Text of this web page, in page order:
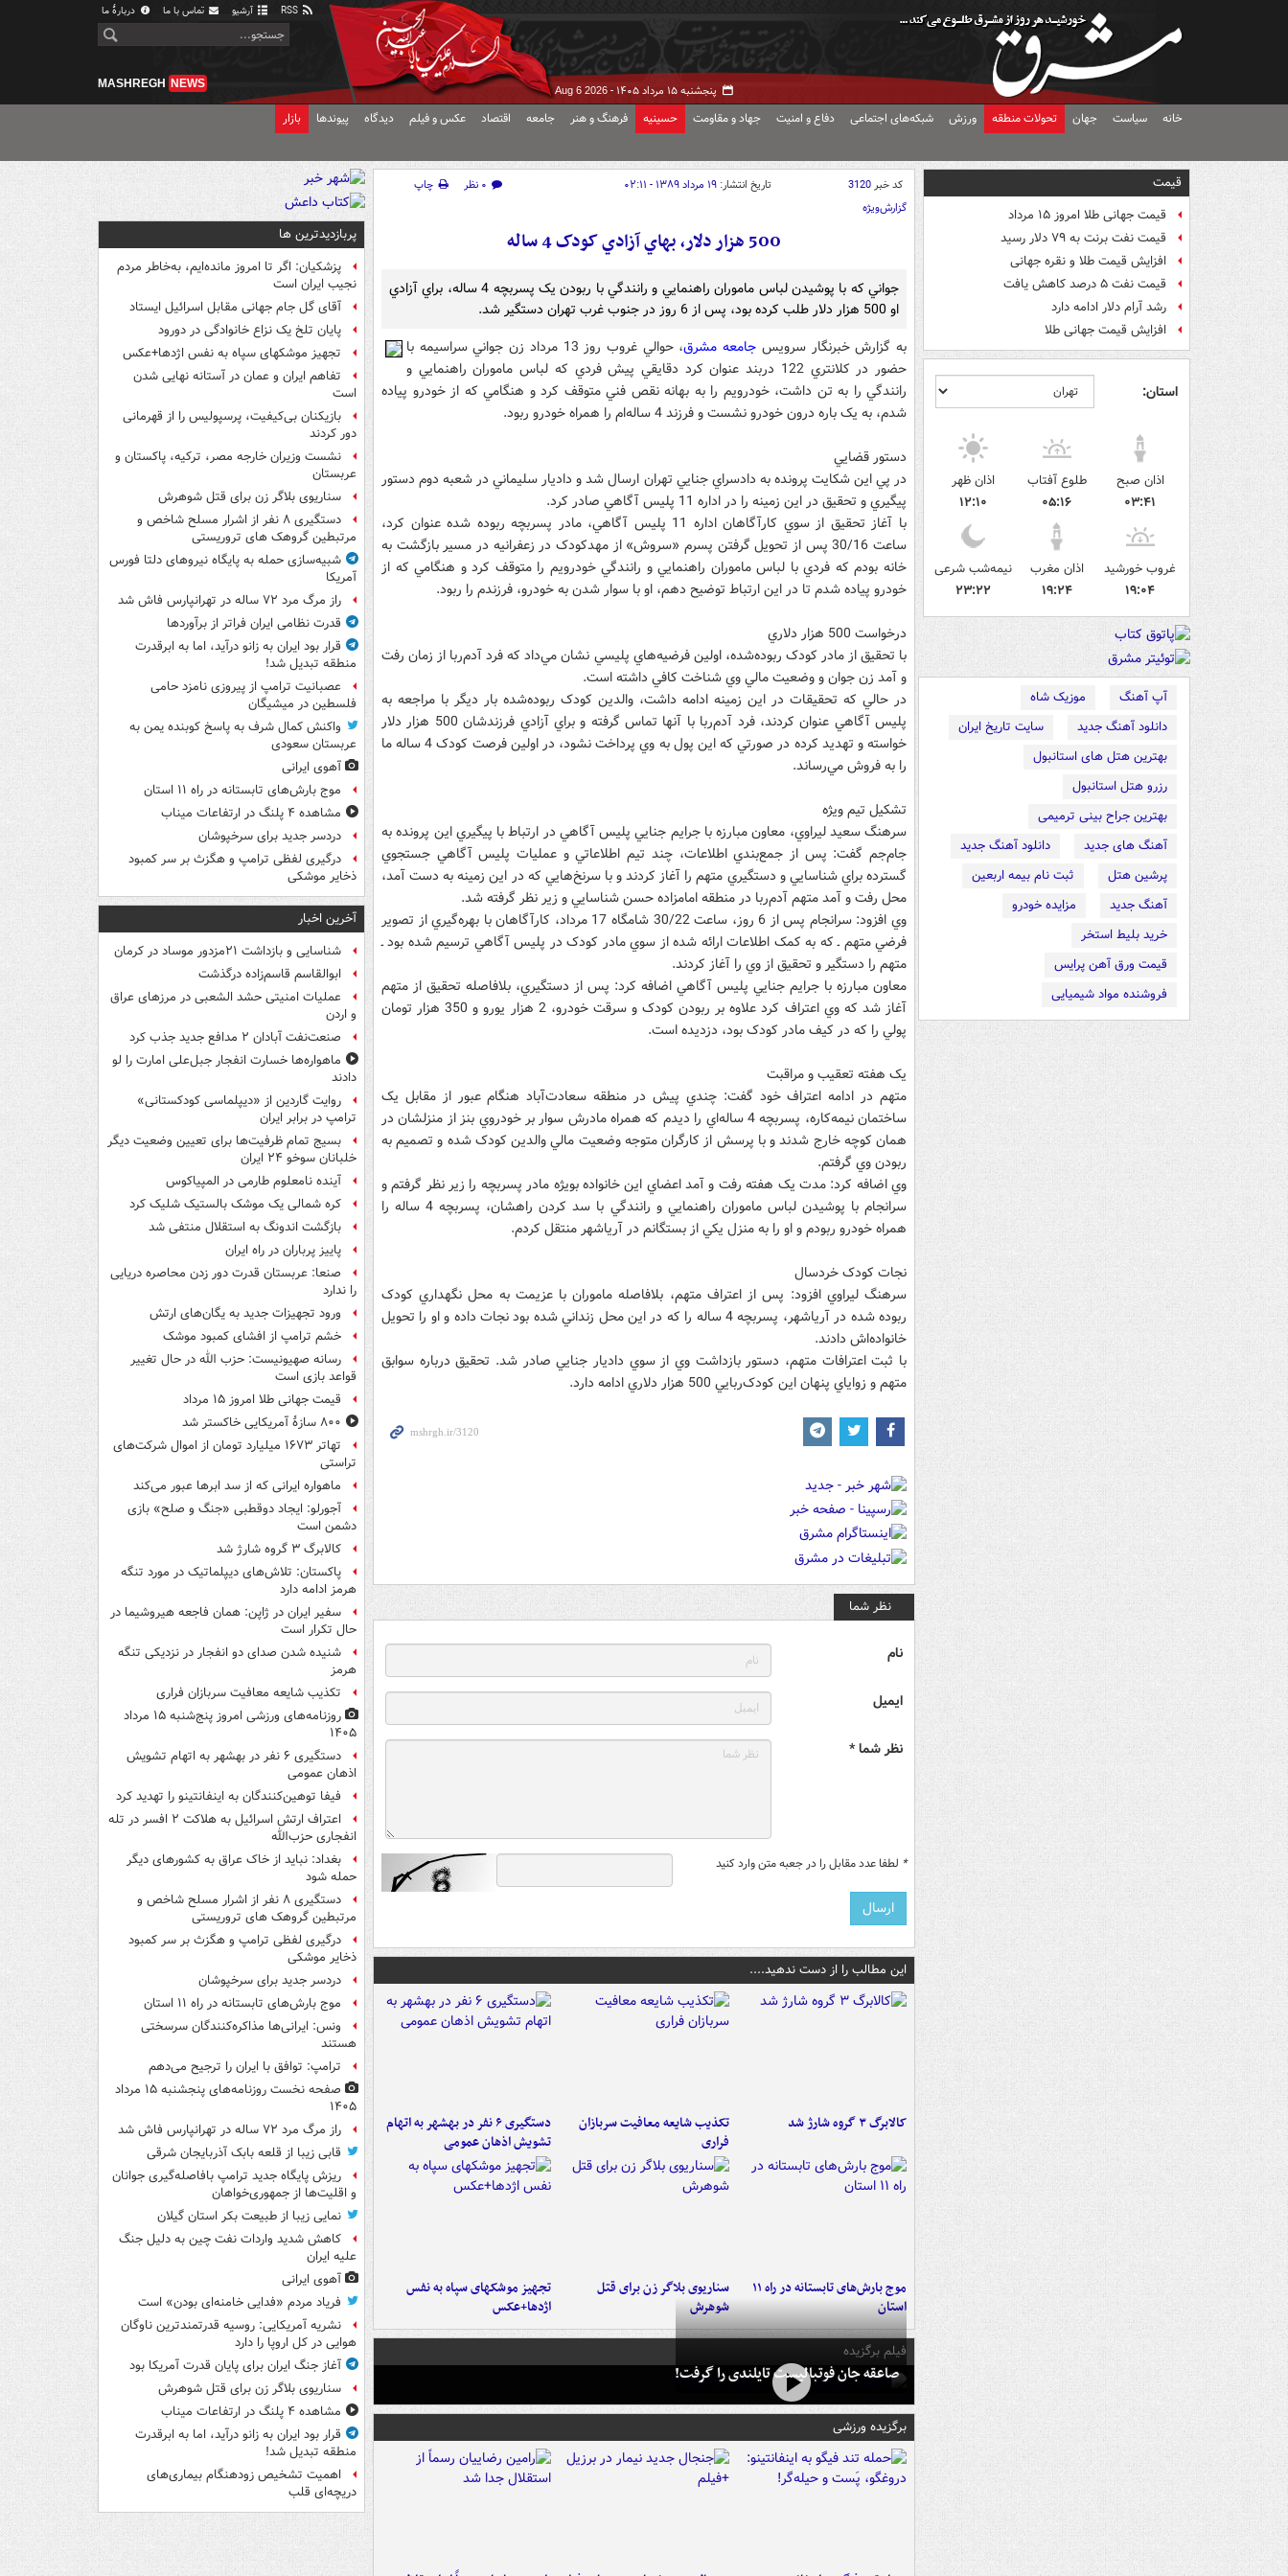
آرشیو تماس با ما دربارهٔ ما
پنجشنبه ۱۵ مرداد ۱۴۰۵ - Aug 6 2026
MASHREGH NEWS
خانه سیاست جهان تحولات منطقه ورزش شبکه‌های اجتماعی دفاع و امنیت جهاد و مقاومت حسینیه فرهنگ و هنر جامعه اقتصاد عکس و فیلم دیدگاه پیوندها بازار
قیمت
قیمت جهانی طلا امروز ۱۵ مرداد
قیمت نفت برنت به ۷۹ دلار رسید
افزایش قیمت طلا و نقره جهانی
قیمت نفت ۵ درصد کاهش یافت
رشد آرام دلار ادامه دارد
افزایش قیمت جهانی طلا
استان:
اذان صبح
۰۳:۴۱
طلوع آفتاب
۰۵:۱۶
اذان ظهر
۱۲:۱۰
غروب خورشید
۱۹:۰۴
اذان مغرب
۱۹:۲۴
نیمه‌شب شرعی
۲۳:۲۲
آپ آهنگ
موزیک شاه
دانلود آهنگ جدید
سایت تاریخ ایران
بهترین هتل های استانبول
رزرو هتل استانبول
بهترین جراح بینی ترمیمی
آهنگ های جدید
دانلود آهنگ جدید
پرشین هتل
ثبت نام بیمه اربعین
آهنگ جدید
مزایده خودرو
خرید بلیط استخر
قیمت ورق آهن پرایس
فروشنده مواد شیمیایی
کد خبر3120 تاریخ انتشار: ۱۹ مرداد ۱۳۸۹ - ۰۲:۱۱ ۰ نظر
چاپ
گزارش‌ویژه
500 هزار دلار، بهاي آزادي کودک 4 ساله
جواني که با پوشيدن لباس ماموران راهنمايي و رانندگي با ربودن يک پسربچه 4 ساله، براي آزادي
او 500 هزار دلار طلب کرده بود، پس از 6 روز در جنوب غرب تهران دستگير شد.
به گزارش خبرنگار سرويس جامعه مشرق
، حوالي غروب روز 13 مرداد زن جواني سراسيمه با
حضور در کلانتري 122 دربند عنوان کرد دقايقي پيش فردي که لباس ماموران راهنمايي و
رانندگي را به تن داشت، خودرويم را به بهانه نقص فني متوقف کرد و هنگامي که از خودرو پياده
شدم، به يک باره درون خودرو نشست و فرزند 4 ساله‌ام را همراه خودرو ربود.
دستور قضايي
در پي اين شکايت پرونده به دادسراي جنايي تهران ارسال شد و داديار سليماني در شعبه دوم دستور
پيگيري و تحقيق در اين زمينه را در اداره 11 پليس آگاهي صادر کرد.
با آغاز تحقيق از سوي کارآگاهان اداره 11 پليس آگاهي، مادر پسربچه ربوده شده عنوان کرد،
ساعت 30‌/‌16 پس از تحويل گرفتن پسرم «سروش» از مهدکودک در زعفرانيه در مسير بازگشت به
خانه بودم که فردي با لباس ماموران راهنمايي و رانندگي خودرويم را متوقف کرد و هنگامي که از
خودرو پياده شدم تا در اين ارتباط توضيح دهم، او با سوار شدن به خودرو، فرزندم را ربود.
درخواست 500 هزار دلاري
با تحقيق از مادر کودک ربوده‌شده، اولين فرضيه‌هاي پليسي نشان مي‌داد که فرد آدم‌ربا از زمان رفت
و آمد زن جوان و وضعيت مالي وي شناخت کافي داشته است.
در حالي که تحقيقات در اين زمينه ادامه داشت، والدين کودک ربوده‌شده بار ديگر با مراجعه به
پليس آگاهي عنوان کردند، فرد آدم‌ربا با آنها تماس گرفته و براي آزادي فرزندشان 500 هزار دلار
خواسته و تهديد کرده در صورتي که اين پول به وي پرداخت نشود، در اولين فرصت کودک 4 ساله ما
را به فروش مي‌رساند.
تشکيل تيم ويژه
سرهنگ سعيد ليراوي، معاون مبارزه با جرايم جنايي پليس آگاهي در ارتباط با پيگيري اين پرونده به
جام‌جم گفت: پس از جمع‌بندي اطلاعات، چند تيم اطلاعاتي و عمليات پليس آگاهي جستجوي
گسترده براي شناسايي و دستگيري متهم را آغاز کردند و با سرنخ‌هايي که در اين زمينه به دست آمد،
محل رفت و آمد متهم آدم‌ربا در منطقه امامزاده حسن شناسايي و زير نظر گرفته شد.
وي افزود: سرانجام پس از 6 روز، ساعت 30‌/‌22 شامگاه 17 مرداد، کارآگاهان با بهره‌گيري از تصوير
فرضي متهم ـ که به کمک اطلاعات ارائه شده از سوي مادر کودک در پليس آگاهي ترسيم شده بود ـ
متهم را دستگير و تحقيق از وي را آغاز کردند.
معاون مبارزه با جرايم جنايي پليس آگاهي اضافه کرد: پس از دستگيري، بلافاصله تحقيق از متهم
آغاز شد که وي اعتراف کرد علاوه بر ربودن کودک و سرقت خودرو، 2 هزار يورو و 350 هزار تومان
پولي را که در کيف مادر کودک بود، دزديده است.
يک هفته تعقيب و مراقبت
متهم در ادامه اعتراف خود گفت: چندي پيش در منطقه سعادت‌آباد هنگام عبور از مقابل يک
ساختمان نيمه‌کاره، پسربچه 4 ساله‌اي را ديدم که همراه مادرش سوار بر خودروي بنز از منزلشان در
همان کوچه خارج شدند و با پرسش از کارگران متوجه وضعيت مالي والدين کودک شده و تصميم به
ربودن وي گرفتم.
وي اضافه کرد: مدت يک هفته رفت و آمد اعضاي اين خانواده بويژه مادر پسربچه را زير نظر گرفتم و
سرانجام با پوشيدن لباس ماموران راهنمايي و رانندگي با سد کردن راهشان، پسربچه 4 ساله را
همراه خودرو ربودم و او را به منزل يکي از بستگانم در آرياشهر منتقل کردم.
نجات کودک خردسال
سرهنگ ليراوي افزود: پس از اعتراف متهم، بلافاصله ماموران با عزيمت به محل نگهداري کودک
ربوده شده در آرياشهر، پسربچه 4 ساله را که در اين محل زنداني شده بود نجات داده و او را تحويل
خانواده‌اش دادند.
با ثبت اعترافات متهم، دستور بازداشت وي از سوي داديار جنايي صادر شد. تحقيق درباره سوابق
متهم و زواياي پنهان اين کودک‌ربايي 500 هزار دلاري ادامه دارد.
نظر شما
نام
ایمیل
نظر شما *
* لطفا عدد مقابل را در جعبه متن وارد کنید
این مطالب را از دست ندهید....
کالابرگ ۳ گروه شارژ شد
تکذیب شایعه معافیت سربازان
فراری
دستگیری ۶ نفر در بهشهر به اتهام
تشویش اذهان عمومی
موج بارش‌های تابستانه در راه ۱۱
استان
سناریوی بلاگر زن برای قتل
شوهرش
تجهیز موشکهای سپاه به نفس
اژدها+عکس
فیلم برگزیده
صاعقه جان فوتبالیست تایلندی را گرفت!
برگزیده ورزشی
پربازدیدترین ها
پزشکیان: اگر تا امروز مانده‌ایم، به‌خاطر مردم
نجیب ایران است
آقای گل جام جهانی مقابل اسرائیل ایستاد
پایان تلخ یک نزاع خانوادگی در دورود
تجهیز موشکهای سپاه به نفس اژدها+عکس
تفاهم ایران و عمان در آستانه نهایی شدن
است
بازیکنان بی‌کیفیت، پرسپولیس را از قهرمانی
دور کردند
نشست وزیران خارجه مصر، ترکیه، پاکستان و
عربستان
سناریوی بلاگر زن برای قتل شوهرش
دستگیری ۸ نفر از اشرار مسلح شاخص و
مرتبطین گروهک های تروریستی
شبیه‌سازی حمله به پایگاه نیروهای دلتا فورس
آمریکا
راز مرگ مرد ۷۲ ساله در تهرانپارس فاش شد
قدرت نظامی ایران فراتر از برآوردها
قرار بود ایران به زانو درآید، اما به ابرقدرت
منطقه تبدیل شد!
عصبانیت ترامپ از پیروزی نامزد حامی
فلسطین در میشیگان
واکنش کمال شرف به پاسخ کوبنده یمن به
عربستان سعودی
آهوی ایرانی
موج بارش‌های تابستانه در راه ۱۱ استان
مشاهده ۴ پلنگ در ارتفاعات میناب
دردسر جدید برای سرخپوشان
درگیری لفظی ترامپ و هگزث بر سر کمبود
ذخایر موشکی
آخرین اخبار
شناسایی و بازداشت ۲۱مزدور موساد در کرمان
ابوالقاسم قاسم‌زاده درگذشت
عملیات امنیتی حشد الشعبی در مرزهای عراق
و اردن
صنعت‌نفت آبادان ۲ مدافع جدید جذب کرد
ماهواره‌ها خسارت انفجار جبل‌علی امارت را لو
دادند
روایت گاردین از «دیپلماسی کودکستانی»
ترامپ در برابر ایران
بسیج تمام ظرفیت‌ها برای تعیین وضعیت دیگر
خلبانان سوخو ۲۴ ایران
آینده نامعلوم طارمی در المپیاکوس
کره شمالی یک موشک بالستیک شلیک کرد
بازگشت اندونگ به استقلال منتفی شد
پاییز پرباران در راه ایران
صنعا: عربستان قدرت دور زدن محاصره دریایی
را ندارد
ورود تجهیزات جدید به یگان‌های ارتش
خشم ترامپ از افشای کمبود موشک
رسانه صهیونیست: حزب الله در حال تغییر
قواعد بازی است
قیمت جهانی طلا امروز ۱۵ مرداد
۸۰۰ سازۀ آمریکایی خاکستر شد
تهاتر ۱۶۷۳ میلیارد تومان از اموال شرکت‌های
تراستی
ماهواره ایرانی که از سد ابرها عبور می‌کند
آجورلو: ایجاد دوقطبی «جنگ و صلح‌» بازی
دشمن است
کالابرگ ۳ گروه شارژ شد
پاکستان: تلاش‌های دیپلماتیک در مورد تنگه
هرمز ادامه دارد
سفیر ایران در ژاپن: همان فاجعه هیروشیما در
حال تکرار است
شنیده شدن صدای دو انفجار در نزدیکی تنگه
هرمز
تکذیب شایعه معافیت سربازان فراری
روزنامه‌های ورزشی امروز پنج‌شنبه ۱۵ مرداد
۱۴۰۵
دستگیری ۶ نفر در بهشهر به اتهام تشویش
اذهان عمومی
فیفا توهین‌کنندگان به اینفانتینو را تهدید کرد
اعتراف ارتش اسرائیل به هلاکت ۲ افسر در تله
انفجاری حزب‌الله
بغداد: نباید از خاک عراق به کشورهای دیگر
حمله شود
دستگیری ۸ نفر از اشرار مسلح شاخص و
مرتبطین گروهک های تروریستی
درگیری لفظی ترامپ و هگزث بر سر کمبود
ذخایر موشکی
دردسر جدید برای سرخپوشان
موج بارش‌های تابستانه در راه ۱۱ استان
ونس: ایرانی‌ها مذاکره‌کنندگان سرسختی
هستند
ترامپ: توافق با ایران را ترجیح می‌دهم
صفحه نخست روزنامه‌های پنجشنبه ۱۵ مرداد
۱۴۰۵
راز مرگ مرد ۷۲ ساله در تهرانپارس فاش شد
قابی زیبا از قلعه بابک آذربایجان شرقی
ریزش پایگاه جدید ترامپ بافاصله‌گیری جوانان
و اقلیت‌ها از جمهوری‌خواهان
نمایی زیبا از طبیعت بکر استان گیلان
کاهش شدید واردات نفت چین به دلیل جنگ
علیه ایران
آهوی ایرانی
فریاد مردم «فدایی خامنه‌ای بودن» است
نشریه آمریکایی: روسیه قدرتمندترین ناوگان
هوایی در کل اروپا را دارد
آغاز جنگ ایران برای پایان قدرت آمریکا بود
سناریوی بلاگر زن برای قتل شوهرش
مشاهده ۴ پلنگ در ارتفاعات میناب
قرار بود ایران به زانو درآید، اما به ابرقدرت
منطقه تبدیل شد!
اهمیت تشخیص زودهنگام بیماری‌های
دریچه‌ای قلب